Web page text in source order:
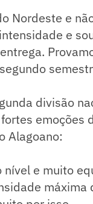
Nordeste e
e
divisão
emoções
Alagoano:
e muito